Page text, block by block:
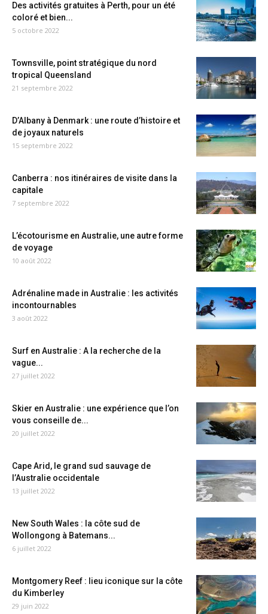
Des activités gratuites à Perth, pour un été
coloré et bien...
5 octobre 2022
Townsville, point stratégique du nord
tropical Queensland
21 septembre 2022
D’Albany à Denmark : une route d’histoire et
de joyaux naturels
15 septembre 2022
Canberra : nos itinéraires de visite dans la
capitale
7 septembre 2022
L’écotourisme en Australie, une autre forme
de voyage
10 août 2022
Adrénaline made in Australie : les activités
incontournables
3 août 2022
Surf en Australie : A la recherche de la
vague...
27 juillet 2022
Skier en Australie : une expérience que l’on
vous conseille de...
20 juillet 2022
Cape Arid, le grand sud sauvage de
l’Australie occidentale
13 juillet 2022
New South Wales : la côte sud de
Wollongong à Batemans...
6 juillet 2022
Montgomery Reef : lieu iconique sur la côte
du Kimberley
29 juin 2022